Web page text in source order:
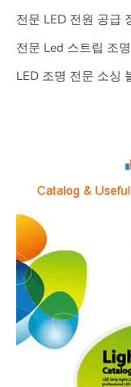
전문 LED 전원 공급
전문 Led 스트립 조
LED 조명 전문 소싱